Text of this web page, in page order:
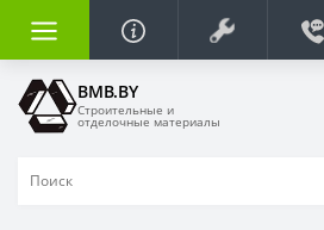
BMB.BY
Строительные и
отделочные материалы